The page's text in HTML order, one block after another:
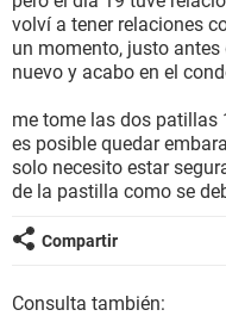
SEXUALIDAD
volví a tener relaciones
un momento, justo antes
nuevo y acabo en el
me tome las dos patillas
es posible quedar
solo necesito estar
de la pastilla como se
Compartir
Consulta también: